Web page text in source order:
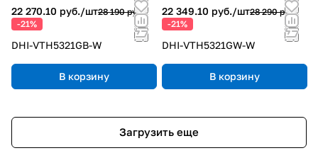
22 270.10 руб./шт28 190 руб.
-21%
DHI-VTH5321GB-W
В корзину
22 349.10 руб./шт28 290 руб.
-21%
DHI-VTH5321GW-W
В корзину
Загрузить еще